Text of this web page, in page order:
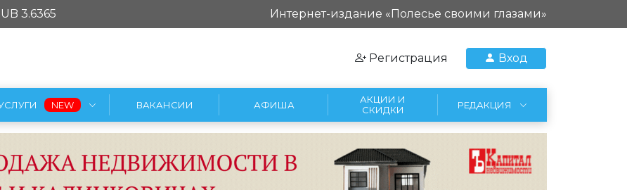
3.6365 Интернет-издание «Полесье своими глазами»
Регистрация Вход
ВАКАНСИИ АФИША
АКЦИИ И
СКИДКИ
РЕДАКЦИЯ